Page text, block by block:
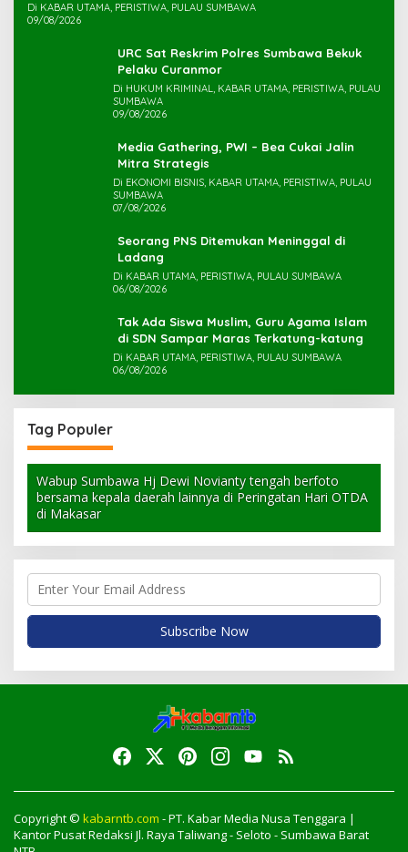
Di KABAR UTAMA, PERISTIWA, PULAU SUMBAWA
09/08/2026
URC Sat Reskrim Polres Sumbawa Bekuk
Di HUKUM KRIMINAL, KABAR UTAMA, PERISTIWA, PULAU
SUMBAWA
09/08/2026
Media Gathering, PWI – Bea Cukai Jalin
Mitra Strategis
Di EKONOMI BISNIS, KABAR UTAMA, PERISTIWA, PULAU
SUMBAWA
07/08/2026
Seorang PNS Ditemukan Meninggal di
Ladang
Di KABAR UTAMA, PERISTIWA, PULAU SUMBAWA
06/08/2026
Tak Ada Siswa Muslim, Guru Agama Islam
di SDN Sampar Maras Terkatung-katung ‎
Di KABAR UTAMA, PERISTIWA, PULAU SUMBAWA
06/08/2026
Tag Populer
Wabup Sumbawa Hj Dewi Novianty tengah berfoto
bersama kepala daerah lainnya di Peringatan Hari OTDA
di Makasar
Copyright © kabarntb.com - PT. Kabar Media Nusa Tenggara |
Kantor Pusat Redaksi Jl. Raya Taliwang - Seloto - Sumbawa Barat